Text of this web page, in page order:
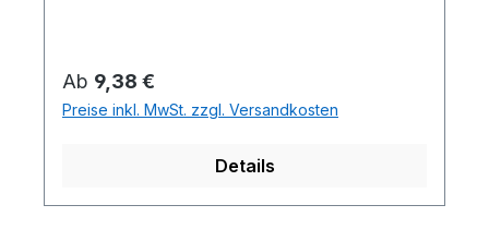
Regulärer Preis:
Ab 9,38 €
Preise inkl. MwSt. zzgl. Versandkosten
Details